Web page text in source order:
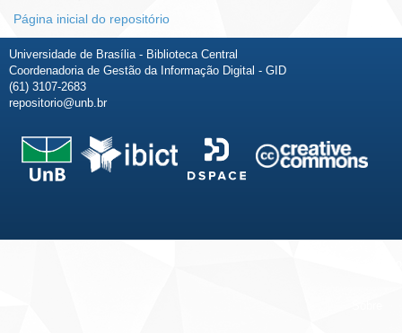
Página inicial do repositório
Universidade de Brasília - Biblioteca Central
Coordenadoria de Gestão da Informação Digital - GID
(61) 3107-2683
repositorio@unb.br